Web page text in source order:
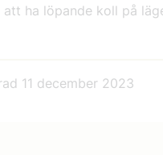
att ha löpande koll på
11 december 2023